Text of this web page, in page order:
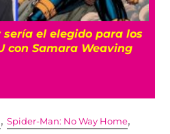
real detrás de la
sobre ‘To Catch
,Spider-Man: No Way Home,